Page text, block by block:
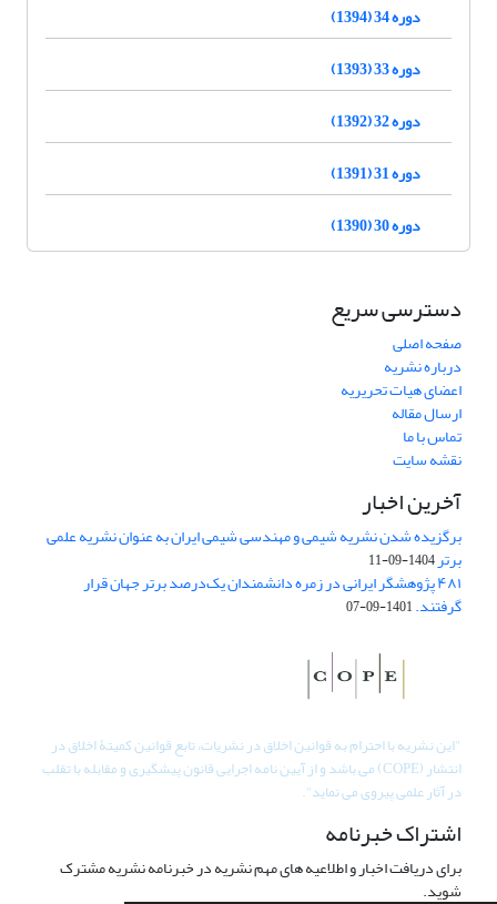
دوره 34 (1394)
دوره 33 (1393)
دوره 32 (1392)
دوره 31 (1391)
دوره 30 (1390)
دسترسی سریع
صفحه اصلی
درباره نشریه
اعضای هیات تحریریه
ارسال مقاله
تماس با ما
نقشه سایت
آخرین اخبار
برگزیده شدن نشریه شیمی و مهندسی شیمی ایران به عنوان نشریه علمی
برتر1404-09-11
۴۸۱ پژوهشگر ایرانی در زمره دانشمندان یک‌درصد برتر جهان قرار
گرفتند.1401-09-07
"این نشریه با احترام به قوانین اخلاق در نشریات، تابع قوانین کمیتۀ اخلاق در
انتشار (COPE) می باشد و از آیین نامه اجرایی قانون پیشگیری و مقابله با تقلب
در آثار علمی پیروی می نماید".
اشتراک خبرنامه
برای دریافت اخبار و اطلاعیه های مهم نشریه در خبرنامه نشریه مشترک
شوید.